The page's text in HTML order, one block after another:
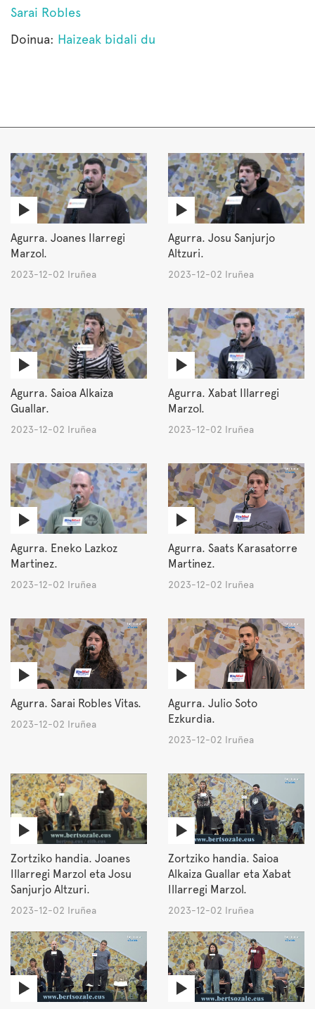
Sarai Robles
Doinua: Haizeak bidali du
Agurra. Joanes Ilarregi
Marzol.
2023-12-02 Iruñea
Agurra. Josu Sanjurjo
Altzuri.
2023-12-02 Iruñea
Agurra. Saioa Alkaiza
Guallar.
2023-12-02 Iruñea
Agurra. Xabat Illarregi
Marzol.
2023-12-02 Iruñea
Agurra. Eneko Lazkoz
Martinez.
2023-12-02 Iruñea
Agurra. Saats Karasatorre
Martinez.
2023-12-02 Iruñea
Agurra. Sarai Robles Vitas.
2023-12-02 Iruñea
Agurra. Julio Soto
Ezkurdia.
2023-12-02 Iruñea
Zortziko handia. Joanes
Illarregi Marzol eta Josu
Sanjurjo Altzuri.
2023-12-02 Iruñea
Zortziko handia. Saioa
Alkaiza Guallar eta Xabat
Illarregi Marzol.
2023-12-02 Iruñea